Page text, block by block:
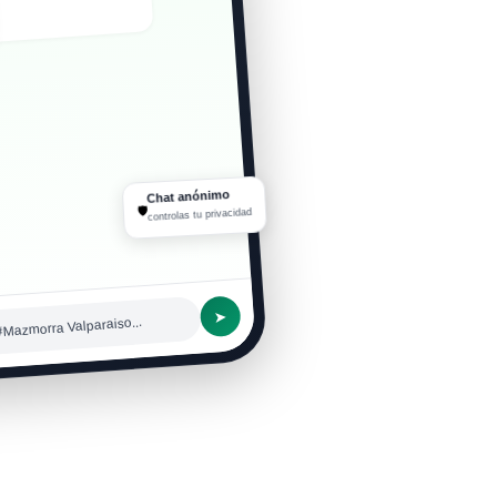
Valparaiso... ➤
🛡
Chat anónimo
controlas tu privacidad